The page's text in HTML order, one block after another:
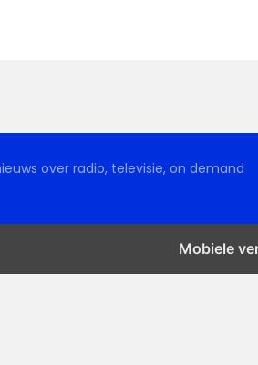
over radio, televisie, on demand
Mobiele